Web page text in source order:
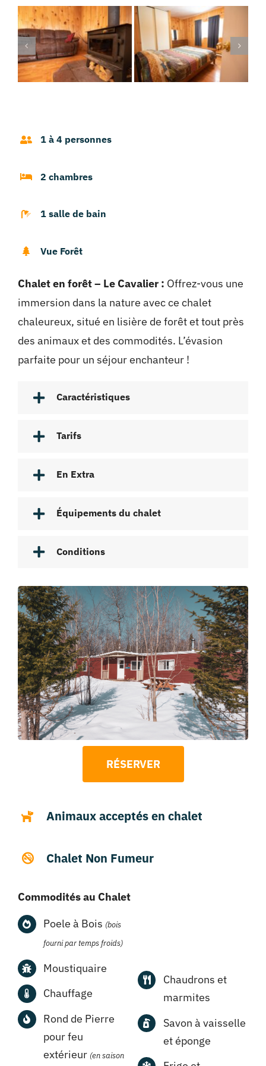
1 à 4 personnes
2 chambres
1 salle de bain
Vue Forêt
Chalet en forêt – Le Cavalier : Offrez-vous une
immersion dans la nature avec ce chalet
chaleureux, situé en lisière de forêt et tout près
des animaux et des commodités. L’évasion
parfaite pour un séjour enchanteur !
Caractéristiques
Tarifs
En Extra
Équipements du chalet
Conditions
RÉSERVER
Animaux acceptés en chalet
Chalet Non Fumeur
Commodités au Chalet
Poele à Bois (bois
fourni par temps froids)
Moustiquaire
Chauffage
Rond de Pierre
pour feu
extérieur (en saison
Chaudrons et
marmites
Savon à vaisselle
et éponge